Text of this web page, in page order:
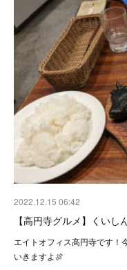
2022.12.15 06:42
【高円寺グルメ】くいし
エイトオフィス高円寺です！
いきますよ🍖